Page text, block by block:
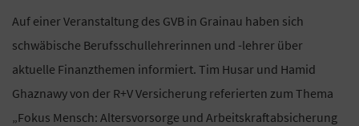
Auf einer Veranstaltung des GVB in Grainau haben sich
schwäbische Berufsschullehrerinnen und -lehrer über
aktuelle Finanzthemen informiert. Tim Husar und Hamid
Ghaznawy von der R+V Versicherung referierten zum Thema
„Fokus Mensch: Altersvorsorge und Arbeitskraftabsicherung